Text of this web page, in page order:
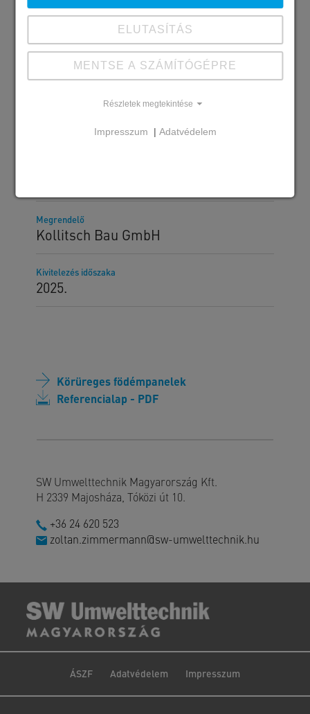
Megrendelő
Kollitsch Bau GmbH
Kivitelezés időszaka
2025.
Körüreges födémpanelek
Referencialap - PDF
SW Umwelttechnik Magyarország Kft.
H 2339 Majosháza, Tóközi út 10.
+36 24 620 523
zoltan.zimmermann@sw-umwelttechnik.hu
ÁSZF Adatvédelem Impresszum
ELUTASÍTÁS
MENTSE A SZÁMÍTÓGÉPRE
Részletek megtekintése
Impresszum | Adatvédelem